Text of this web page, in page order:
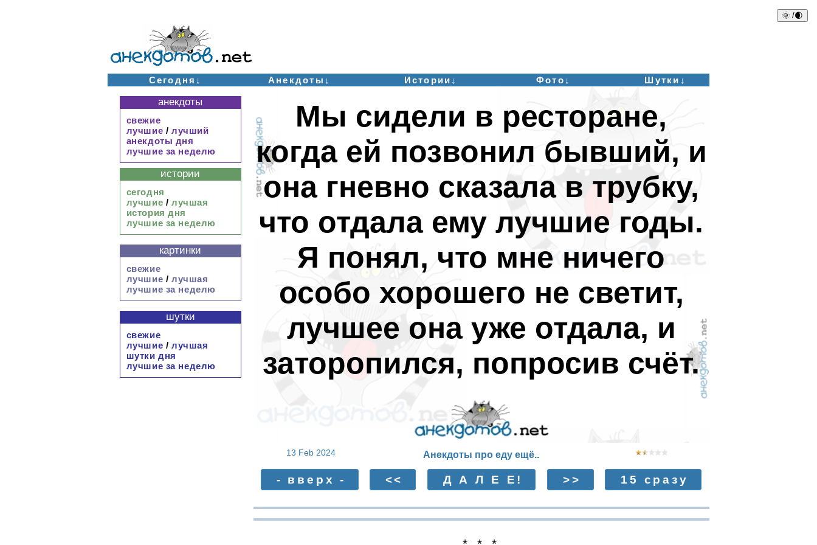
🌞 /🌒
Сегодня↓ Анекдоты↓ Истории↓ Фото↓ Шутки↓
Мы сидели в ресторане,
когда ей позвонил бывший, и
она гневно сказала в трубку,
что отдала ему лучшие годы.
Я понял, что мне ничего
особо хорошего не светит,
лучшее она уже отдала, и
заторопился, попросив счёт.
13 Feb 2024 Анекдоты про еду ещё..
- вверх - << Д А Л Е Е! >> 15 сразу
анекдоты
свежие
лучшие / лучший
анекдоты дня
лучшие за неделю
истории
сегодня
лучшие / лучшая
история дня
лучшие за неделю
картинки
свежие
лучшие / лучшая
лучшие за неделю
шутки
свежие
лучшие / лучшая
шутки дня
лучшие за неделю